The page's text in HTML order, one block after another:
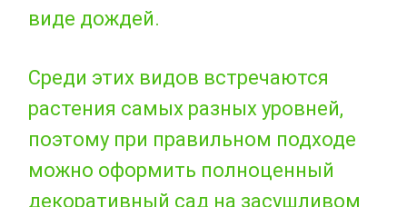
виде дождей.
Среди этих видов встречаются
растения самых разных уровней,
поэтому при правильном подходе
можно оформить полноценный
декоративный сад на засушливом